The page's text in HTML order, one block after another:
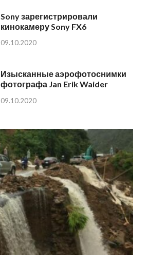
Sony зарегистрировали
кинокамеру Sony FX6
09.10.2020
Изысканные аэрофотоснимки
фотографа Jan Erik Waider
09.10.2020